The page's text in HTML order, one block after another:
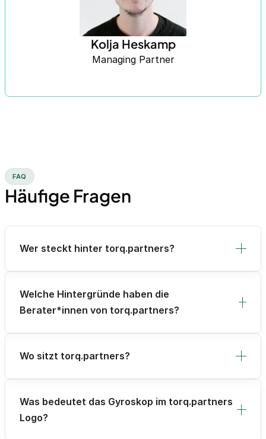
Kolja Heskamp
Managing Partner
FAQ
Häufige Fragen
Wer steckt hinter torq.partners?
Welche Hintergründe haben die
Berater*innen von torq.partners?
Wo sitzt torq.partners?
Was bedeutet das Gyroskop im torq.partners
Logo?